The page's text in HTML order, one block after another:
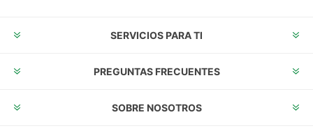
SERVICIOS PARA TI
PREGUNTAS FRECUENTES
SOBRE NOSOTROS